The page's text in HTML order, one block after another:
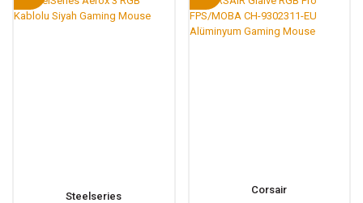
Steelseries
Corsair